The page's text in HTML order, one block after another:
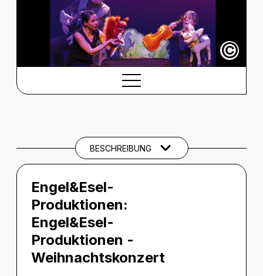
©
BESCHREIBUNG
Engel&Esel-
Produktionen:
Engel&Esel-
Produktionen -
Weihnachtskonzert